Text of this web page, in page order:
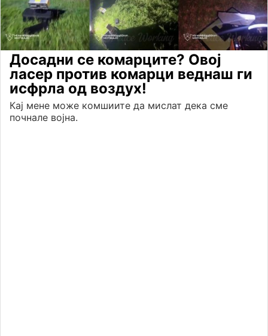
Досадни се комарците? Овој
ласер против комарци веднаш ги
исфрла од воздух!
Кај мене може комшиите да мислат дека сме
почнале војна.